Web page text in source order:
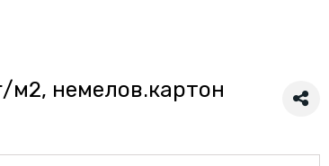
м2, немелов.картон